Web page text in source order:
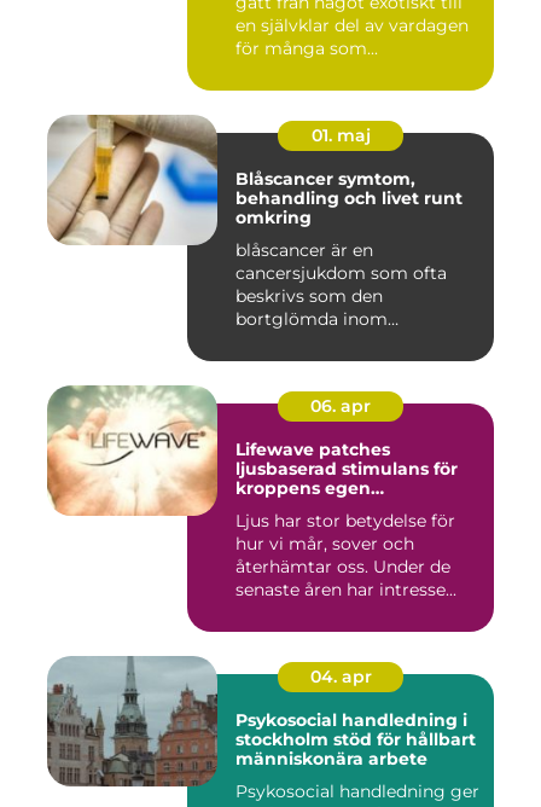
en självklar del av vardagen
för många som...
01. maj
Blåscancer symtom,
behandling och livet runt
omkring
blåscancer är en
cancersjukdom som ofta
beskrivs som den
bortglömda inom
06. apr
Lifewave patches
ljusbaserad stimulans för
kroppens egen
Ljus har stor betydelse för
hur vi mår, sover och
återhämtar oss. Under de
senaste åren har intresse...
04. apr
Psykosocial handledning i
stockholm stöd för hållbart
människonära arbete
Psykosocial handledning ger